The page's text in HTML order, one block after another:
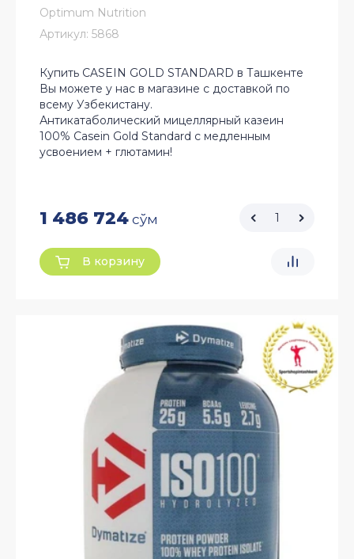
Optimum Nutrition
Артикул: 5868
Купить CASEIN GOLD STANDARD в Ташкенте
Вы можете у нас в магазине с доставкой по
всему Узбекистану.
Антикатаболический мицеллярный казеин
100% Casein Gold Standard с медленным
усвоением + глютамин!
1 486 724 сўм
В корзину